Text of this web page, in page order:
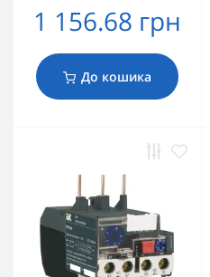
1 156.68 грн
До кошика